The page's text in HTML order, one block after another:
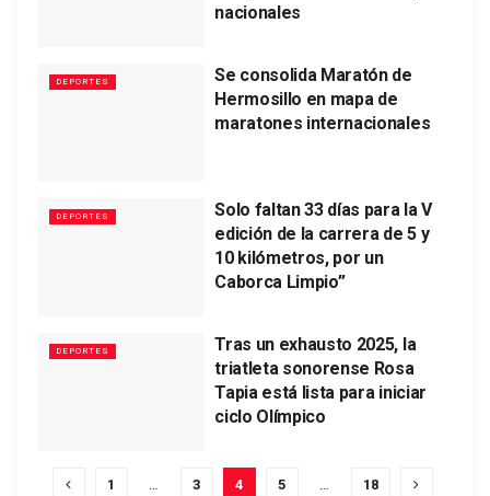
nacionales
DEPORTES
Se consolida Maratón de
Hermosillo en mapa de
maratones internacionales
DEPORTES
Solo faltan 33 días para la V
edición de la carrera de 5 y
10 kilómetros, por un
Caborca Limpio”
DEPORTES
Tras un exhausto 2025, la
triatleta sonorense Rosa
Tapia está lista para iniciar
ciclo Olímpico
1 3 4 5 18